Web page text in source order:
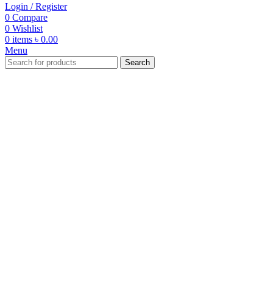
Login / Register
0 Compare
0 Wishlist
0 items ৳ 0.00
Menu
Search